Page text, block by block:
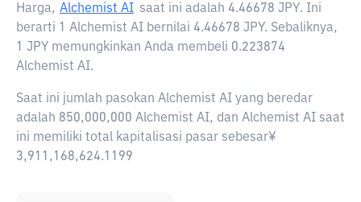
Harga, Alchemist AI saat ini adalah 4.46678 JPY. Ini
berarti 1 Alchemist AI bernilai 4.46678 JPY. Sebaliknya,
1 JPY memungkinkan Anda membeli 0.223874
Alchemist AI.
Saat ini jumlah pasokan Alchemist AI yang beredar
adalah 850,000,000 Alchemist AI, dan Alchemist AI saat
ini memiliki total kapitalisasi pasar sebesar¥
3,911,168,624.1199